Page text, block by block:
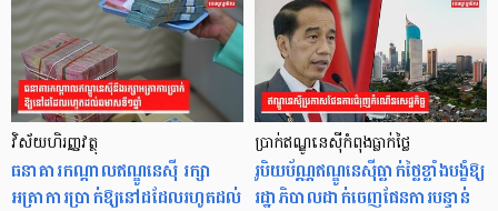
វិស័យហិរញ្ញវត្ថុ
ធនាគារកណ្ដាលឥណ្ឌូនេស៊ី រក្សា
អត្រាការប្រាក់ឱ្យនៅដដែលរហូតដល់
ប្រាក់ឥណ្ឌូនេស៊ីកំពុងធ្លាក់ថ្លៃ
រូបិយប័ណ្ណឥណ្ឌូនេស៊ីធ្លាក់ថ្លៃខ្លាំងបង្ខំឱ្យ
រដ្ឋាភិបាលដាក់ចេញផែនការបន្ទាន់